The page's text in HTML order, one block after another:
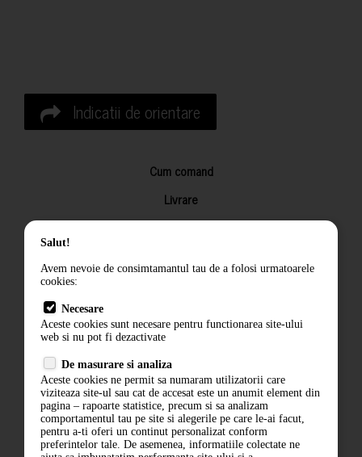
Indicatii de orientare
Cum comand
Livrare
Returnarea produselor
Termeni si conditii
Politica de confidentialitate
ANPC
Salut!
Avem nevoie de consimtamantul tau de a folosi urmatoarele
cookies:
Necesare
Aceste cookies sunt necesare pentru functionarea site-ului
web si nu pot fi dezactivate
De masurare si analiza
Aceste cookies ne permit sa numaram utilizatorii care
viziteaza site-ul sau cat de accesat este un anumit element din
pagina – rapoarte statistice, precum si sa analizam
comportamentul tau pe site si alegerile pe care le-ai facut,
pentru a-ti oferi un continut personalizat conform
preferintelor tale. De asemenea, informatiile colectate ne